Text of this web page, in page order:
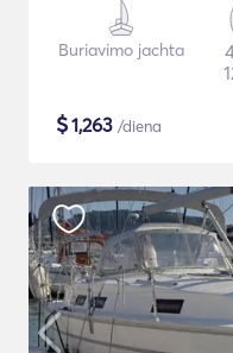
Buriavimo jachta
$1,263 /diena